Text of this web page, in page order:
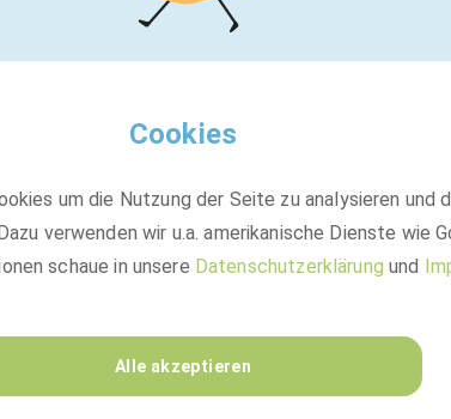
Festanstellung
Cookies
um die Nutzung der Seite zu analysieren und
verwenden wir u.a. amerikanische Dienste wie
schaue in unsere Datenschutzerklärung und
Alle akzeptieren